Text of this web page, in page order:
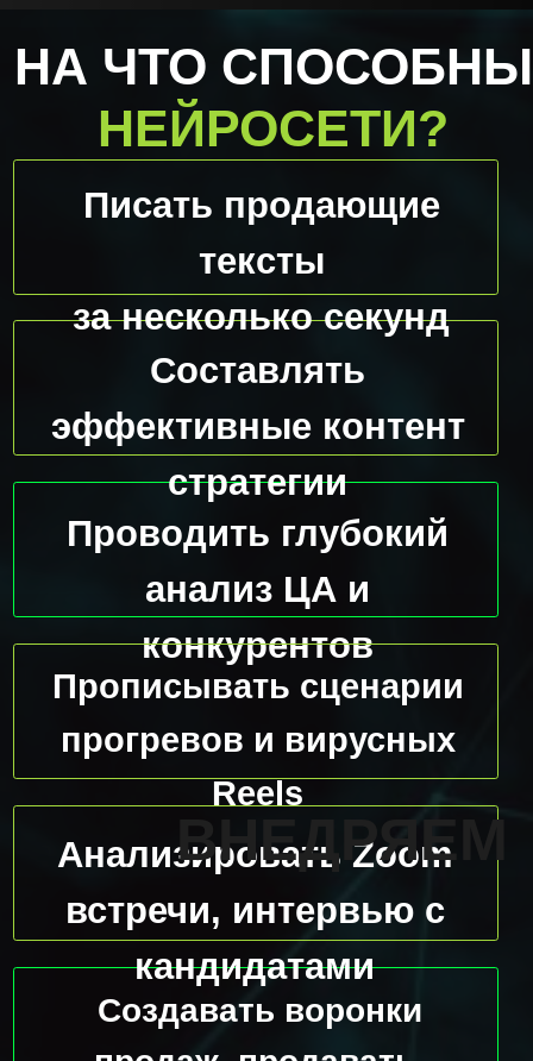
уровень и встретить
завтрашний день с
уверенностью в своих силах!
Принять
участие